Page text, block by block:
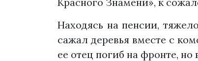
Находясь на пенсии,
сажал деревья вместе с
ее отец погиб на фронте,